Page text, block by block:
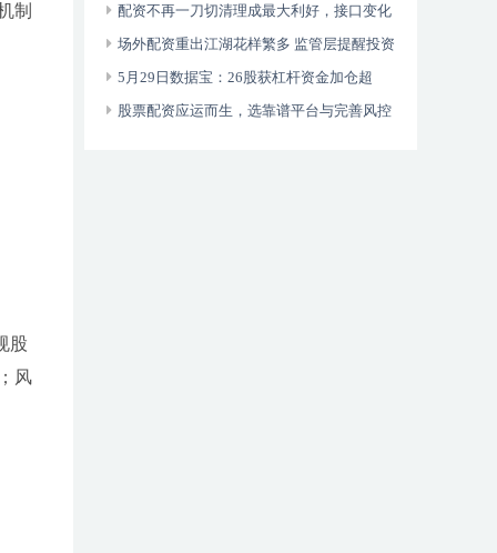
制
股
风
作指南
配资不再一刀切清理成最大利好，接口变化
仍有影响
场外配资重出江湖花样繁多 监管层提醒投资
者远离高利息陷阱
5月29日数据宝：26股获杠杆资金加仓超
5000万元，两家公司披露定增预案
股票配资应运而生，选靠谱平台与完善风控